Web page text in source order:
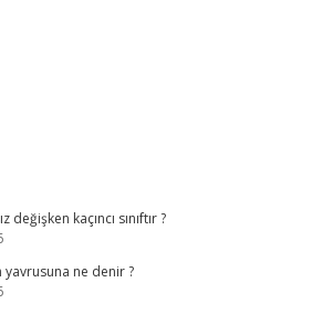
değişken kaçıncı sınıftır ?
yavrusuna ne denir ?